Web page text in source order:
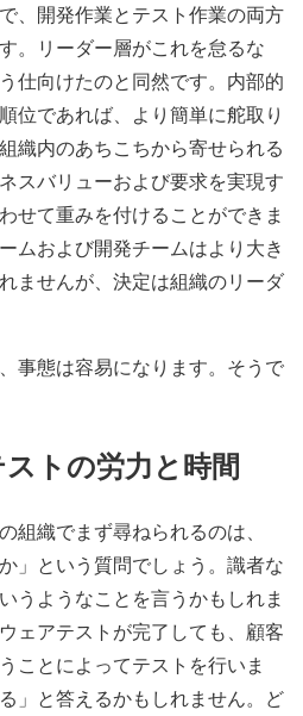
、開発作業とテスト作業の両方
。リーダー層がこれを怠るな
仕向けたのと同然です。内部的
位であれば、より簡単に舵取り
織内のあちこちから寄せられる
スバリューおよび要求を実現す
せて重みを付けることができま
ムおよび開発チームはより大き
ませんが、決定は組織のリーダ
事態は容易になります。そうで
トの労力と時間
組織でまず尋ねられるのは、
」という質問でしょう。識者な
うようなことを言うかもしれま
ェアテストが完了しても、顧客
ことによってテストを行いま
」と答えるかもしれません。ど